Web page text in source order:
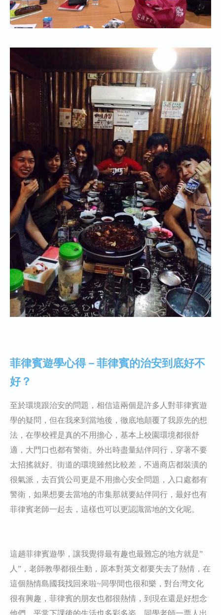
菲律賓遊學心得－菲律賓的治安到底好不
好？
至於環境跟治安的問題，相信這兩個是許多人對菲律賓遊
學的疑問，但在我來到當地後，徹底地顛覆了我原先的想
法，在學校裡是真的不用擔心，基本上校園環境都很舒
適，大門口也都有警衛。外出時盡量結伴同行，穿著不要
太招搖就好。街道的環境雖然比較差，不過商店都裝潢的
很氣派，去百貨公司更是不用擔心安全問題，入口處都有
警衛，如果想要去當地的市集那就要結伴同行，最好也有
菲律賓老師一起去，這樣也可以更認識當地的文化呢。
這趟菲律賓遊學，讓我覺得最有趣也最難忘的地方就是”
人”，老師教學都很生動，原本對英文都要失去了熱情，在
這個熱情島國我找回來啦~同學間也很和樂，對台灣文化
很有興趣，菲律賓的朋友也都很熱情，到現在還是好想念
他們。平常下課後的生活也多彩多姿，同學老師一票人出